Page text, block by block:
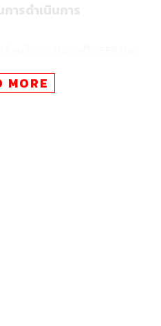
การดำเนินการ
บ และมีข้อมูลที่ต้องพิจารณา
MORE